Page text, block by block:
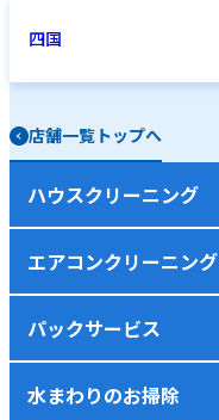
四国
店舗一覧トップへ
ハウスクリーニング
エアコンクリーニング
パックサービス
水まわりのお掃除